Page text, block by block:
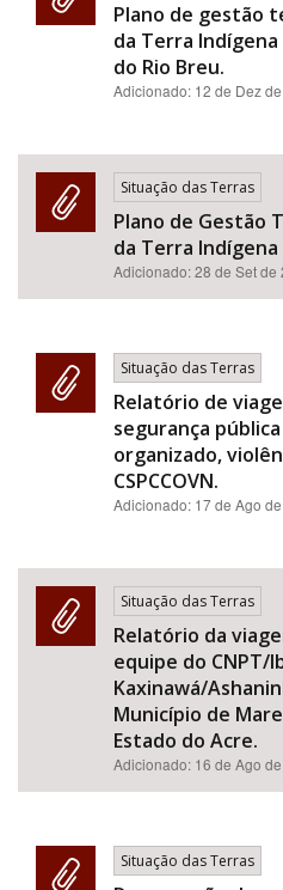
Plano de gestão
da Terra Indígena
do Rio Breu.
Adicionado: 12 de Dez
Situação das Terras
Plano de Gestão
da Terra Indígena
Adicionado:28 de Set de
Situação das Terras
Relatório de
segurança
organizado,
CSPCCOVN.
Adicionado: 17 de Ago
Situação das Terras
Relatório da
equipe do CNPT/
Kaxinawá/
Município de
Estado do Acre.
Adicionado: 16 de Ago
Situação das Terras